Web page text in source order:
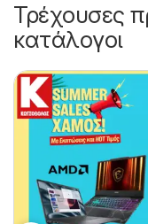
Τρέχουσες
κατάλογοι